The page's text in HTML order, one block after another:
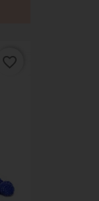
favorite_border